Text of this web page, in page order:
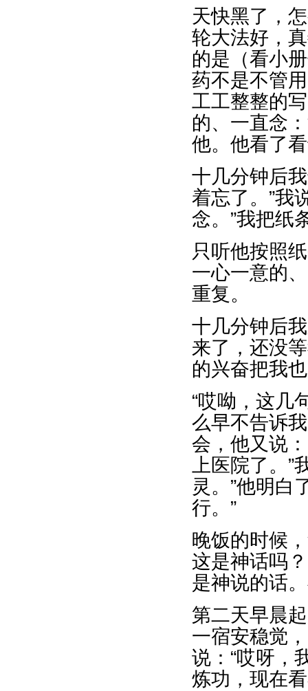
天快黑了，
轮大法好，
的是（看小
药不是不管
工工整整的
的、一直念
他。他看了
十几分钟后
着忘了。”我
念。”我把纸
只听他按照
一心一意的
重复。
十几分钟后
来了，还没
的兴奋把我
“哎呦，这几
么早不告诉
会，他又说
上医院了。
灵。”他明白
行。”
晚饭的时候
这是神话吗
是神说的话
第二天早晨
一宿安稳觉
说：“哎呀，
炼功，现在